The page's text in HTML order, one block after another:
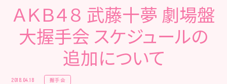
ＡＫＢ４８ 武藤十夢 劇場盤
大握手会 スケジュールの
追加について
2018.04.18 握手会